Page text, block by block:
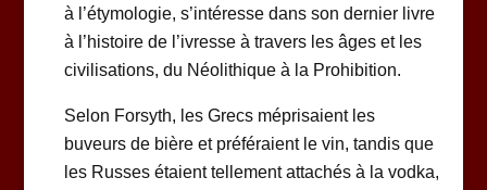
à l’étymologie, s’intéresse dans son dernier livre
à l’histoire de l’ivresse à travers les âges et les
civilisations, du Néolithique à la Prohibition.
Selon Forsyth, les Grecs méprisaient les
buveurs de bière et préféraient le vin, tandis que
les Russes étaient tellement attachés à la vodka,